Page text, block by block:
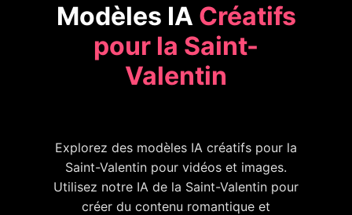
Modèles IA Créatifs
pour la Saint-
Valentin
Explorez des modèles IA créatifs pour la
Saint-Valentin pour vidéos et images.
Utilisez notre IA de la Saint-Valentin pour
créer du contenu romantique et